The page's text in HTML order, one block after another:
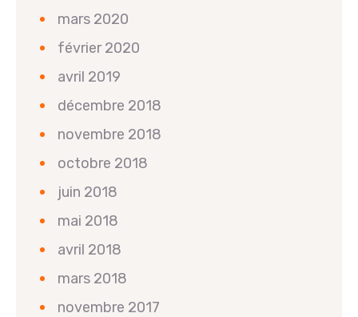
mars 2020
février 2020
avril 2019
décembre 2018
novembre 2018
octobre 2018
juin 2018
mai 2018
avril 2018
mars 2018
novembre 2017